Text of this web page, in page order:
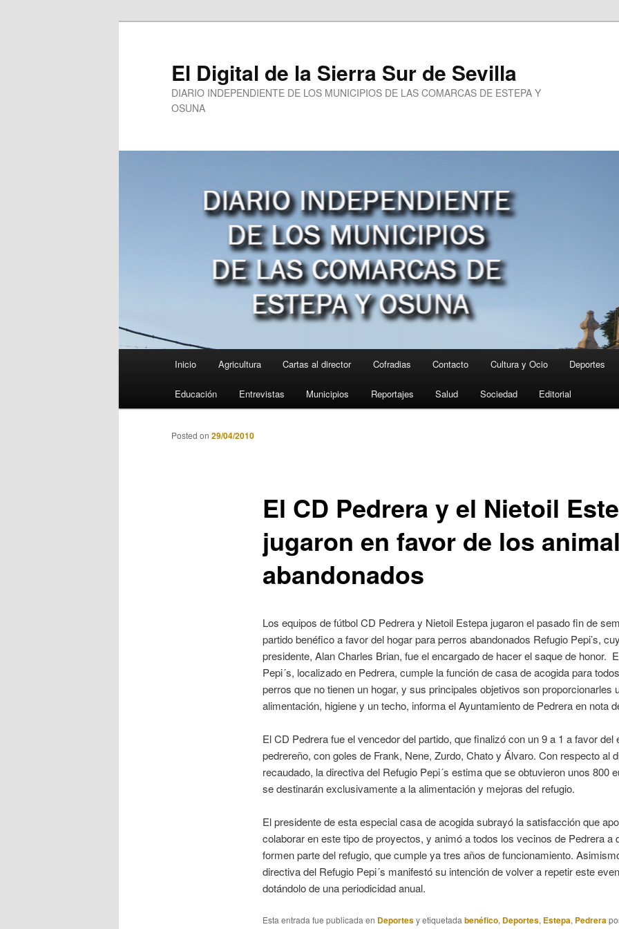
El Digital de la Sierra Sur de Sevilla
DIARIO INDEPENDIENTE DE LOS MUNICIPIOS DE LAS COMARCAS DE ESTEPA Y
OSUNA
Inicio Agricultura Cartas al director Cofradias Contacto Cultura y Ocio Deportes
Educación Entrevistas Municipios Reportajes Salud Sociedad Editorial
El CD Pedrera y el Nietoil
jugaron en favor de los
abandonados
Posted on 29/04/2010
Los equipos de fútbol CD Pedrera y Nietoil Estepa jugaron el pasado fin de
partido benéfico a favor del hogar para perros abandonados Refugio Pepi’s,
presidente, Alan Charles Brian, fue el encargado de hacer el saque de honor.
Pepi´s, localizado en Pedrera, cumple la función de casa de acogida para
perros que no tienen un hogar, y sus principales objetivos son proporcionarles
alimentación, higiene y un techo, informa el Ayuntamiento de Pedrera en nota
El CD Pedrera fue el vencedor del partido, que finalizó con un 9 a 1 a favor del
pedrereño, con goles de Frank, Nene, Zurdo, Chato y Álvaro. Con respecto al
recaudado, la directiva del Refugio Pepi´s estima que se obtuvieron unos 800
se destinarán exclusivamente a la alimentación y mejoras del refugio.
El presidente de esta especial casa de acogida subrayó la satisfacción que
colaborar en este tipo de proyectos, y animó a todos los vecinos de Pedrera a
formen parte del refugio, que cumple ya tres años de funcionamiento.
directiva del Refugio Pepi´s manifestó su intención de volver a repetir este
dotándolo de una periodicidad anual.
Esta entrada fue publicada en Deportesy etiquetada benéfico, Deportes, Estepa, Pedrera